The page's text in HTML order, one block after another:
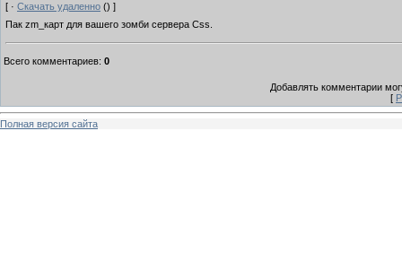
[ · Скачать удаленно () ]
Пак zm_карт для вашего зомби сервера Css.
Всего комментариев: 0
Добавлять комментарии
[
Полная версия сайта